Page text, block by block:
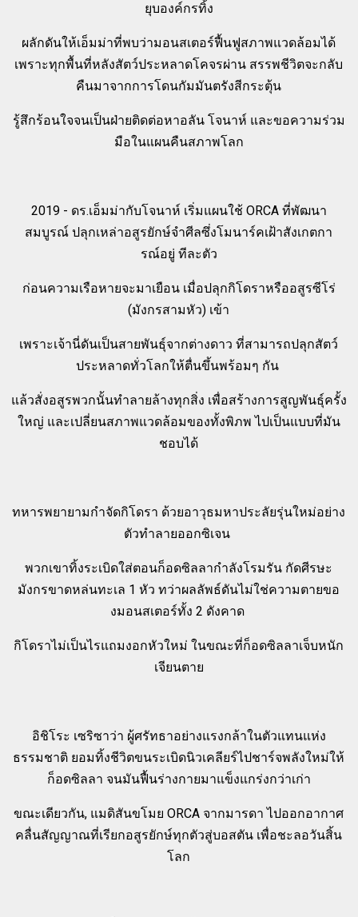
ยุบองค์กรทิ้ง
ผลักดันให้เอ็มม่าที่พบว่ามอนสเตอร์ฟื้นฟูสภาพแวดล้อมได้
เพราะทุกพื้นที่หลังสัตว์ประหลาดโคจรผ่าน สรรพชีวิตจะกลับ
คืนมาจากการโดนกัมมันตรังสีกระตุ้น
รู้สึกร้อนใจจนเป็นฝ่ายติดต่อหาอลัน โจนาห์ และขอความร่วม
มือในแผนคืนสภาพโลก
2019 - ดร.เอ็มม่ากับโจนาห์ เริ่มแผนใช้ ORCA ที่พัฒนา
สมบูรณ์ ปลุกเหล่าอสูรยักษ์จำศีลซึ่งโมนาร์คเฝ้าสังเกตกา
รณ์อยู่ ทีละตัว
ก่อนความเรือหายจะมาเยือน เมื่อปลุกกิโดราหรืออสูรซีโร่
(มังกรสามหัว) เข้า
เพราะเจ้านี่ดันเป็นสายพันธุ์จากต่างดาว ที่สามารถปลุกสัตว์
ประหลาดทั่วโลกให้ตื่นขึ้นพร้อมๆ กัน
แล้วสั่งอสูรพวกนั้นทำลายล้างทุกสิ่ง เพื่อสร้างการสูญพันธุ์ครั้ง
ใหญ่ และเปลี่ยนสภาพแวดล้อมของทั้งพิภพ ไปเป็นแบบที่มัน
ชอบได้
ทหารพยายามกำจัดกิโดรา ด้วยอาวุธมหาประลัยรุ่นใหม่อย่าง
ตัวทำลายออกซิเจน
พวกเขาทิ้งระเบิดใส่ตอนก็อดซิลลากำลังโรมรัน กัดศีรษะ
มังกรขาดหล่นทะเล 1 หัว ทว่าผลลัพธ์ดันไม่ใช่ความตายขอ
งมอนสเตอร์ทั้ง 2 ดังคาด
กิโดราไม่เป็นไรแถมงอกหัวใหม่ ในขณะที่ก็อดซิลลาเจ็บหนัก
เจียนตาย
อิชิโระ เซริซาว่า ผู้ศรัทธาอย่างแรงกล้าในตัวแทนแห่ง
ธรรมชาติ ยอมทิ้งชีวิตขนระเบิดนิวเคลียร์ไปชาร์จพลังใหม่ให้
ก็อดซิลลา จนมันฟื้นร่างกายมาแข็งแกร่งกว่าเก่า
ขณะเดียวกัน, แมดิสันขโมย ORCA จากมารดา ไปออกอากาศ
คลื่นสัญญาณที่เรียกอสูรยักษ์ทุกตัวสู่บอสตัน เพื่อชะลอวันสิ้น
โลก